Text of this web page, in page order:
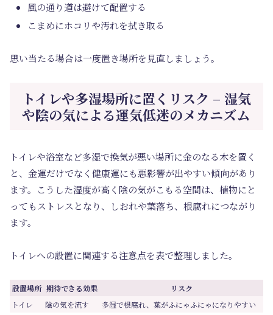
風の通り道は避けて配置する
こまめにホコリや汚れを拭き取る
思い当たる場合は一度置き場所を見直しましょう。
トイレや多湿場所に置くリスク – 湿気
や陰の気による運気低迷のメカニズム
トイレや浴室など多湿で換気が悪い場所に金のなる木を置く
と、金運だけでなく健康運にも悪影響が出やすい傾向があり
ます。こうした湿度が高く陰の気がこもる空間は、植物にと
ってもストレスとなり、しおれや葉落ち、根腐れにつながり
ます。
トイレへの設置に関連する注意点を表で整理しました。
設置場所 期待できる効果
リスク
トイレ
陰の気を流す
多湿で根腐れ、葉がふにゃふにゃになりやすい